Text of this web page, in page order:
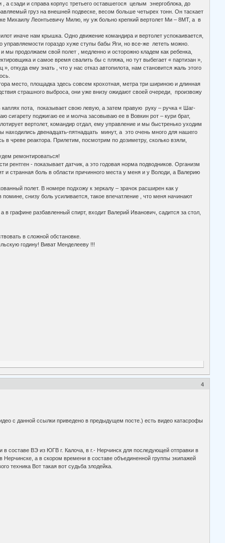
и справа корпус третьего оставшегося целым энергоблока, до
груз на внешней подвеске, весом больше четырех тонн. Он таскает
Михаилу Леонтьевичу Милю, ну уж больно крепкий вертолет Ми – 8МТ, а в
нам крышка. Одно движение командира и вертолет успокаивается,
управляемости гораздо хуже ступы бабы Яги, но все-же лететь можно.
свой полет , медленно и осторожно кладем как ребенка,
и самое время свалить бы с пляжа, но тут выбегает « партизан »,
откуда ему знать , что у нас отказ автопилота, нам становится жаль этого
площадка здесь совсем крохотная, метра три шириною и длинная
страшного выброса, они уже внизу ожидают своей очереди, произвожу
показывает свою левую, а затем правую руку – ручка « Шаг-
сигарету поджигаю ее и молча засовываю ее в Вовкин рот – кури брат,
вертолет, командир отдал, ему управление и мы быстренько уходим
находились двенадцать-пятнадцать минут, а это очень много для нашего
в чреве реактора. Прилетим, посмотрим по дозиметру, сколько взяли,
ремонтироваться!
- показывает датчик, а это годовая норма подводников. Организм
и странная боль в области причинного места у меня и у Володи, а Валерию
полет. В номере подхожу к зеркалу – зрачок расширен как у
снизу боль усиливается, такое впечатление , что меня начинают
разбавленный спирт, входит Валерий Иванович, садится за стол,
в сложной обстановке.
годину! Виват Менделееву !!!
4
с данной ссылки приведено в предыдущем посте.) есть видео катасрофы
составе ВЭ из ЮГВ г. Калоча, в г.- Нерчинск для последующей отправки в
а в скором времени в составе объединенной группы экипажей
техника Вот такая вот судьба злодейка.